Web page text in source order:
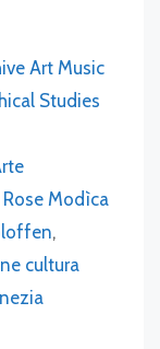
Art Music
Studies
Modìca
,
cultura